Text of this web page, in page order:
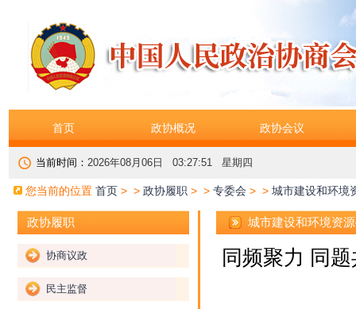
首页 政协概况 政协会议
当前时间： 2026年08月06日 03:27:52 星期四
您当前的位置 首页 > > 政协履职 > > 专委会 > > 城市建设和环境
政协履职
协商议政
民主监督
城市建设和环境资
同频聚力 同